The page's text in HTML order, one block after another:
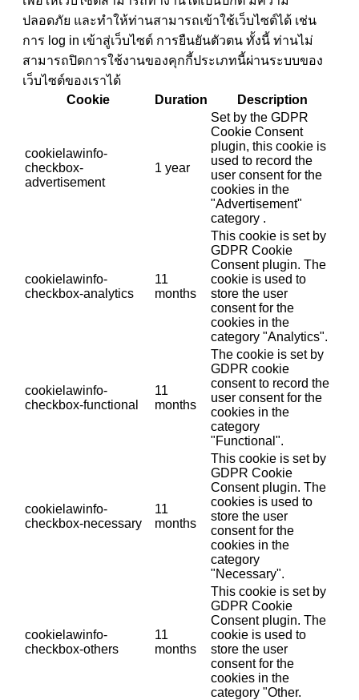
ปลอดภัย และทำให้ท่านสามารถเข้าใช้เว็บไซต์ได้ เช่น
การ log in เข้าสู่เว็บไซต์ การยืนยันตัวตน ทั้งนี้ ท่านไม่
สามารถปิดการใช้งานของคุกกี้ประเภทนี้ผ่านระบบของ
เว็บไซต์ของเราได้
Cookie
Duration Description
cookielawinfo-
checkbox-
advertisement
1 year
Set by the GDPR
Cookie Consent
plugin, this cookie is
used to record the
user consent for the
cookies in the
"Advertisement"
category .
cookielawinfo-
checkbox-analytics
11
months
This cookie is set by
GDPR Cookie
Consent plugin. The
cookie is used to
store the user
consent for the
cookies in the
category "Analytics".
cookielawinfo-
checkbox-functional
11
months
The cookie is set by
GDPR cookie
consent to record the
user consent for the
cookies in the
category
"Functional".
cookielawinfo-
checkbox-necessary
11
months
This cookie is set by
GDPR Cookie
Consent plugin. The
cookies is used to
store the user
consent for the
cookies in the
category
"Necessary".
cookielawinfo-
checkbox-others
11
months
This cookie is set by
GDPR Cookie
Consent plugin. The
cookie is used to
store the user
consent for the
cookies in the
category "Other.